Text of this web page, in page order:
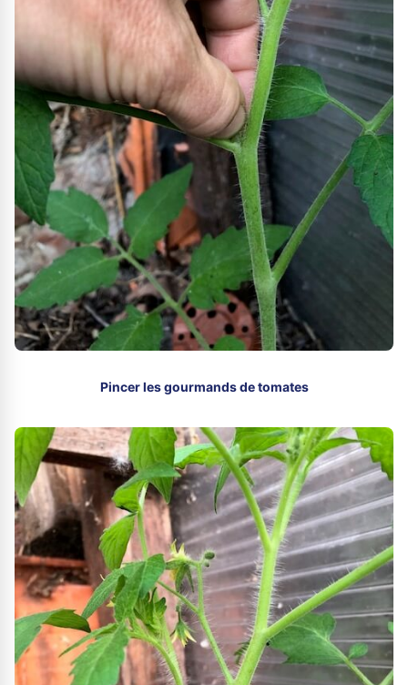
Pincer les gourmands de tomates